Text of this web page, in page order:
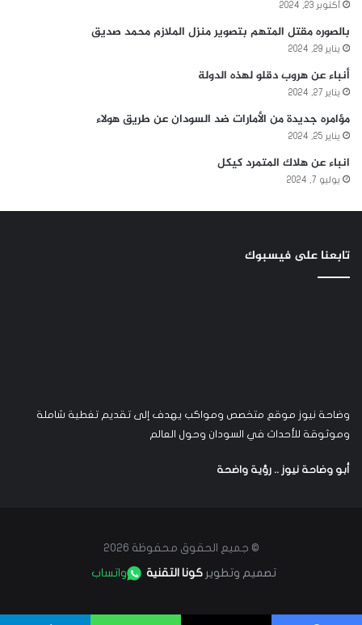
أكتوبر 23, 2024
بالصوره مقتل المتهم بتصوير منزل الملازم محمد صديق
يناير 29, 2024
أنباء عن هروب دقلو لهذه الدولة
يناير 27, 2024
مؤامره جديدة من الأمارات ضد السودان عن طريق هولاء
يناير 25, 2024
انباء عن هلاك المتمرد كيكل
يوليو 7, 2024
تابعنا على فيسبوك
وضاحة نيوز موقع متخصص ومواكب يهدف إلى تقديم تغطية شاملة
وموثوقة للأحداث في السودان وحول العالم
أبو وضاحة نيوز .. رؤية واضحة
© جميع الحقوق محفوظة 2026
تصميم وتطويركونا التقنية واتساب